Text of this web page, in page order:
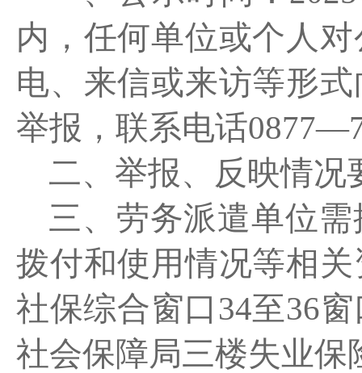
内，任何单位或个人
电、来信或来访等形
举报，联系电话0877—
二、举报、反映情况
三、劳务派遣单位
拨付和使用情况等相
社保综合窗口 34至36
社会保障局三楼失业保